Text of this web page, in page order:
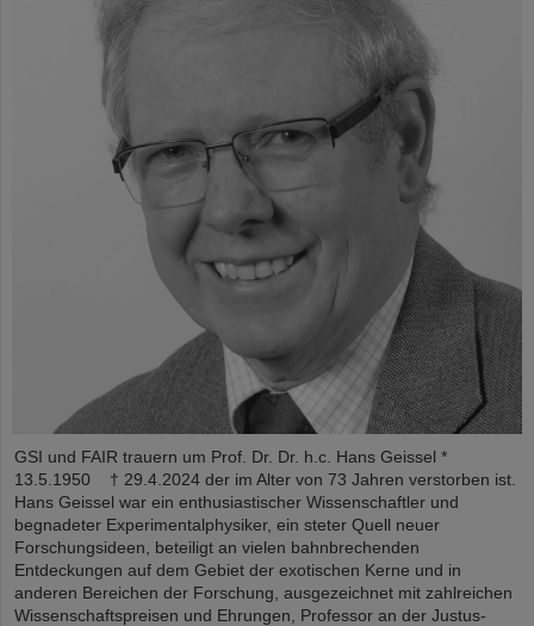
GSI und FAIR trauern um Prof. Dr. Dr. h.c. Hans Geissel *
13.5.1950 † 29.4.2024 der im Alter von 73 Jahren verstorben ist.
Hans Geissel war ein enthusiastischer Wissenschaftler und
begnadeter Experimentalphysiker, ein steter Quell neuer
Forschungsideen, beteiligt an vielen bahnbrechenden
Entdeckungen auf dem Gebiet der exotischen Kerne und in
anderen Bereichen der Forschung, ausgezeichnet mit zahlreichen
Wissenschaftspreisen und Ehrungen, Professor an der Justus-